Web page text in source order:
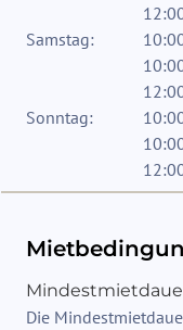
Samstag:
Sonntag:
Die